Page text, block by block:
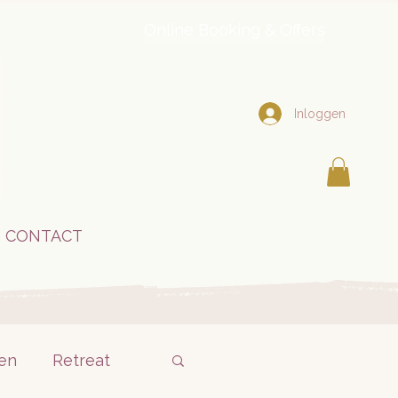
Inloggen
CONTACT
Retreat